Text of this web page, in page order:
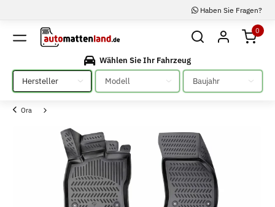
Haben Sie Fragen?
0
Wählen Sie Ihr Fahrzeug
Bitte auswählen
Bitte auswählen Bitte auswählen
Ora